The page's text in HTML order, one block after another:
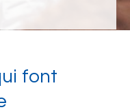
font